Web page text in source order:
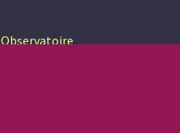
Observatoire